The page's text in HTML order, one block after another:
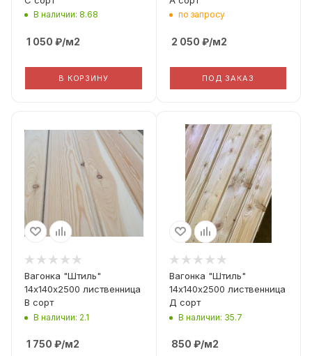
В наличии: 8.68
1 050 ₽/м2
В КОРЗИНУ
по запросу
2 050 ₽/м2
ПОД ЗАКАЗ
Вид дерева
Лиственница
Профиль
Штиль
Толщина
14
Сорт Дерева
Фактическая ширина
(Рабочая ширина)
140
Вагонка "Штиль"
14х140х2500 лиственница
В сорт
В наличии: 2.1
1 750 ₽/м2
Вид дерева
Лиственница
Профиль
Штиль
Толщина
Сорт Дерева
Фактическая ширина
(Рабочая ширина)
140
Вагонка "Штиль"
14х140х2500 лиственница
Д сорт
В наличии: 35.7
850 ₽/м2